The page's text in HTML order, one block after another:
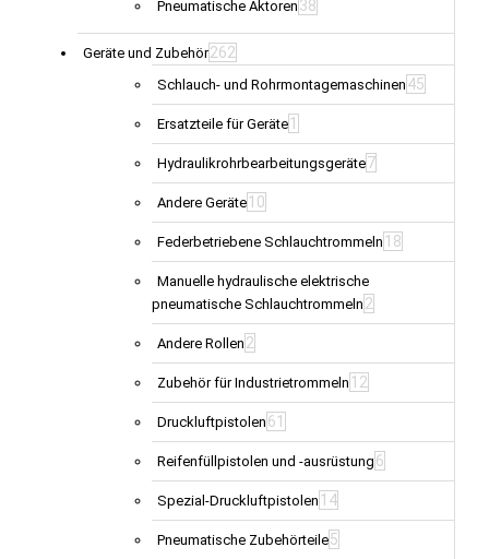
Pneumatische Aktoren 38
Geräte und Zubehör262
Schlauch- und Rohrmontagemaschinen 45
Ersatzteile für Geräte 1
Hydraulikrohrbearbeitungsgeräte7
Andere Geräte 10
Federbetriebene Schlauchtrommeln 18
Manuelle hydraulische elektrische
pneumatische Schlauchtrommeln 2
Andere Rollen 2
Zubehör für Industrietrommeln 12
Druckluftpistolen 61
Reifenfüllpistolen und -ausrüstung 6
Spezial-Druckluftpistolen 14
Pneumatische Zubehörteile5